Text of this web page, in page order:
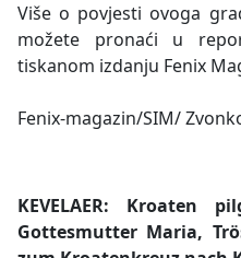
Više o povjesti ovoga
možete pronaći u
tiskanom izdanju Fenix
Fenix-magazin/SIM/
KEVELAER: Kroaten
Gottesmutter Maria,